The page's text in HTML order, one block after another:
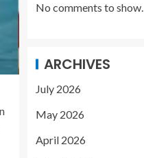
No comments to show.
ARCHIVES
July 2026
May 2026
April 2026